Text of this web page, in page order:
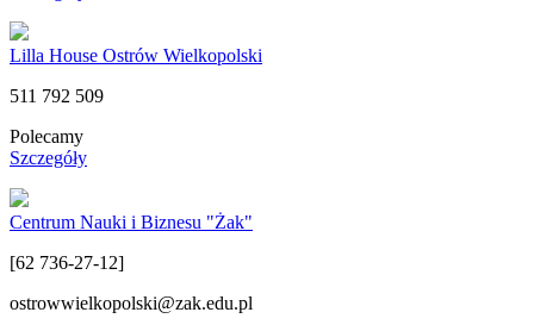
Lilla House Ostrów Wielkopolski
511 792 509
Polecamy
Szczegóły
Centrum Nauki i Biznesu "Żak"
[62 736-27-12]
ostrowwielkopolski@zak.edu.pl